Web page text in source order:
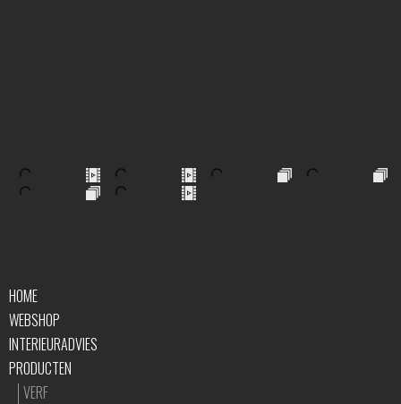
HOME
WEBSHOP
INTERIEURADVIES
PRODUCTEN
VERF